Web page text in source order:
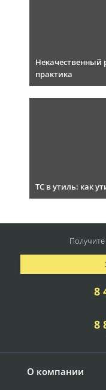
Некачественный
практика
ТС в утиль: как
О компании
8
8